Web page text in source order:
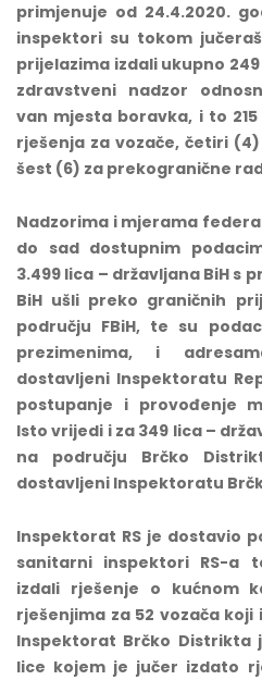
primjenuje od 24.4.2020.
inspektori su tokom
prijelazima izdali ukupno
zdravstveni nadzor
van mjesta boravka, i to
rješenja za vozače, četiri
šest (6) za prekogranične
Nadzorima i mjerama
do sad dostupnim
3.499 lica – državljana BiH s
BiH ušli preko graničnih
području FBiH, te su
prezimenima, i
dostavljeni Inspektoratu
postupanje i provođenje
Isto vrijedi i za 349 lica –
na području Brčko
dostavljeni Inspektoratu
Inspektorat RS je dostavio
sanitarni inspektori RS-a
izdali rješenje o kućnom
rješenjima za 52 vozača koji
Inspektorat Brčko Distrikta
lice kojem je jučer izdato